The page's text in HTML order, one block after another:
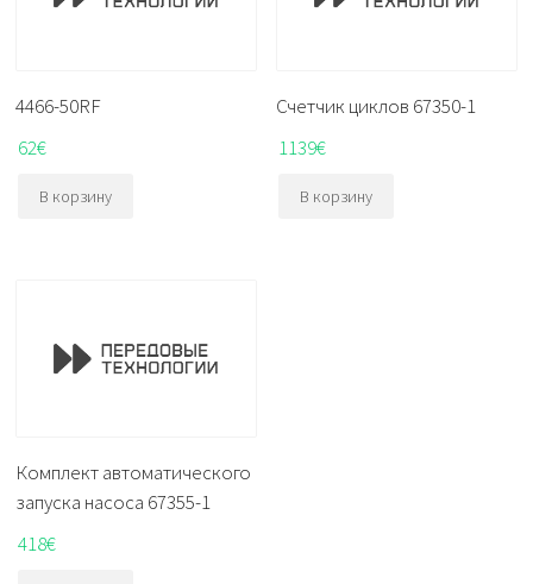
4466-50RF
62€
В корзину
Счетчик циклов 67350-1
1139€
В корзину
Комплект автоматического
запуска насоса 67355-1
418€